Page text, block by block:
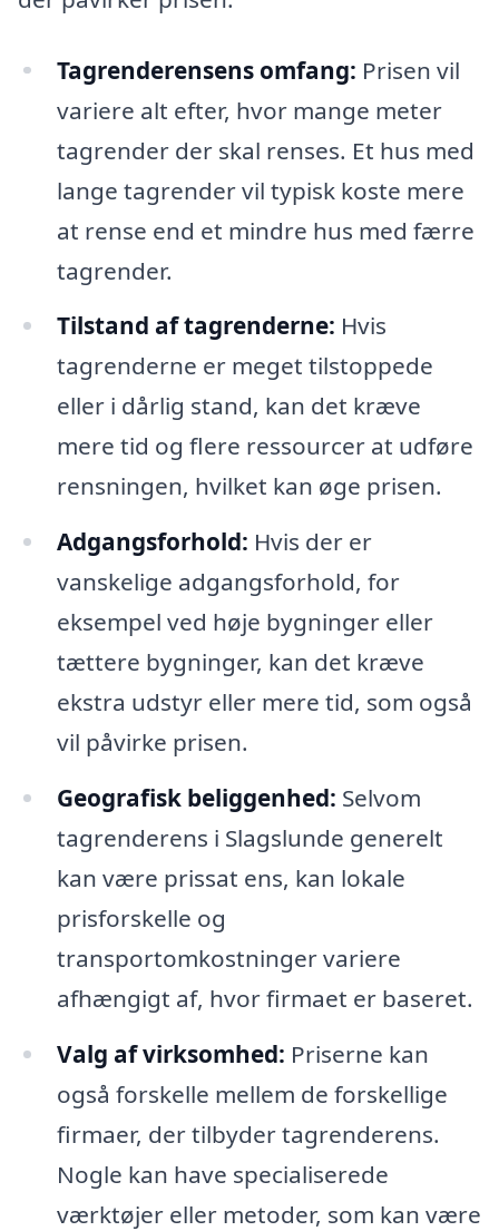
Tagrenderensens omfang: Prisen vil
variere alt efter, hvor mange meter
tagrender der skal renses. Et hus med
lange tagrender vil typisk koste mere
at rense end et mindre hus med færre
tagrender.
Tilstand af tagrenderne: Hvis
tagrenderne er meget tilstoppede
eller i dårlig stand, kan det kræve
mere tid og flere ressourcer at udføre
rensningen, hvilket kan øge prisen.
Adgangsforhold: Hvis der er
vanskelige adgangsforhold, for
eksempel ved høje bygninger eller
tættere bygninger, kan det kræve
ekstra udstyr eller mere tid, som også
vil påvirke prisen.
Geografisk beliggenhed: Selvom
tagrenderens i Slagslunde generelt
kan være prissat ens, kan lokale
prisforskelle og
transportomkostninger variere
afhængigt af, hvor firmaet er baseret.
Valg af virksomhed: Priserne kan
også forskelle mellem de forskellige
firmaer, der tilbyder tagrenderens.
Nogle kan have specialiserede
værktøjer eller metoder, som kan være